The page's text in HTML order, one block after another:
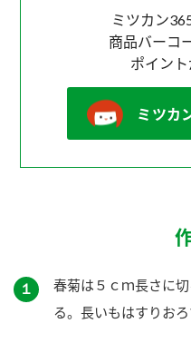
ミツカン
商品バーコ
ポイント
ミツカ
１ 春菊は５ｃｍ長さに
る。長いもはすりおろ